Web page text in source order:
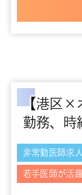
【港区×
勤務、時
非常勤医師求人
若手医師が活